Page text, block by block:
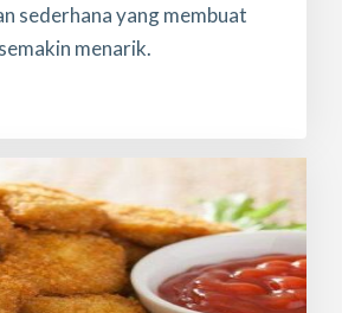
sederhana yang membuat
menarik.